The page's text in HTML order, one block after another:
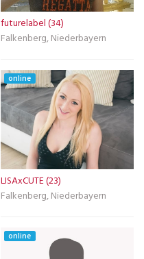
futurelabel (34)
Falkenberg, Niederbayern
online
LISAxCUTE (23)
Falkenberg, Niederbayern
online